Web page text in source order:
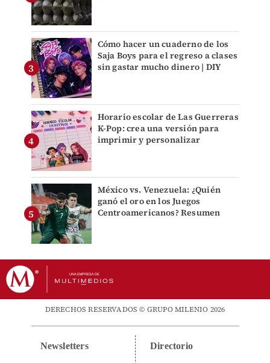
Cómo hacer un cuaderno de los
Saja Boys para el regreso a clases
sin gastar mucho dinero | DIY
Horario escolar de Las Guerreras
K-Pop: crea una versión para
imprimir y personalizar
México vs. Venezuela: ¿Quién
ganó el oro en los Juegos
Centroamericanos? Resumen
DERECHOS RESERVADOS © GRUPO MILENIO 2026
Newsletters Directorio